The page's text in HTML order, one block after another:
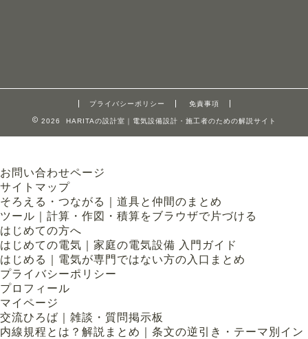
プライバシーポリシー 免責事項
2026 HARITAの設計室｜電気設備設計・施工者のための解説サイト
お問い合わせページ
サイトマップ
そろえる・つながる｜道具と仲間のまとめ
ツール｜計算・作図・積算をブラウザで片づける
はじめての方へ
はじめての電気｜家庭の電気設備 入門ガイド
はじめる｜電気が専門ではない方の入口まとめ
プライバシーポリシー
プロフィール
マイページ
交流ひろば｜雑談・質問掲示板
内線規程とは？解説まとめ｜条文の逆引き・テーマ別イン